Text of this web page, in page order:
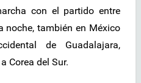
con el partido entre
noche, también en México
de Guadalajara,
Corea del Sur.